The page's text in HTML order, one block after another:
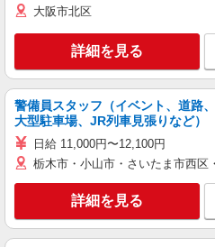
大阪市北区
詳細を見る
警備員スタッフ（イベント、道路、
大型駐車場、JR列車見張りなど）
日給 11,000円〜12,100円
栃木市・小山市・さいたま市西区
詳細を見る